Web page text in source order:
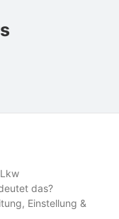
das?
Einstellung &